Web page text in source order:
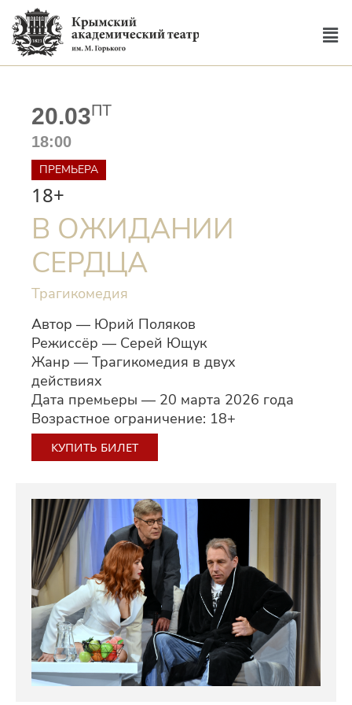
20.03ПТ
18:00
ПРЕМЬЕРА
18+
КУПИТЬ БИЛЕТ
Автор — Юрий Поляков
Режиссёр — Серей Ющук
Жанр — Трагикомедия в двух
действиях
Дата премьеры — 20 марта 2026 года
Возрастное ограничение: 18+
В ОЖИДАНИИ
СЕРДЦА
Трагикомедия